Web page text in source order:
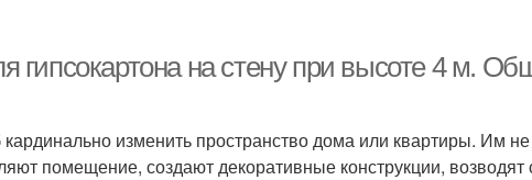
гипсокартона на стену при высоте 4 м.
изменить пространство дома или квартиры. Им не
помещение, создают декоративные конструкции, возводят